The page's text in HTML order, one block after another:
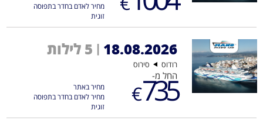
מחיר לאדם בחדר בתפוסה
זוגית
18.08.2026
| 5 לילות
רודוס סירוס
החל מ-
735
€
מחיר באתר
מחיר לאדם בחדר בתפוסה
זוגית